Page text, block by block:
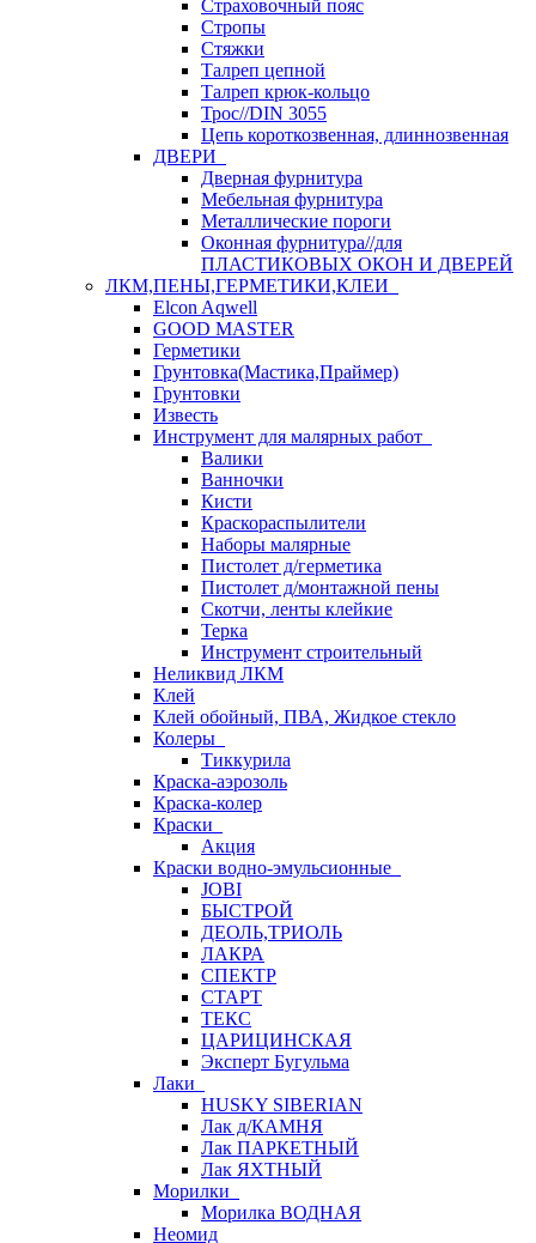
Страховочный пояс
Стропы
Стяжки
Талреп цепной
Талреп крюк-кольцо
Трос//DIN 3055
Цепь короткозвенная, длиннозвенная
ДВЕРИ
Дверная фурнитура
Мебельная фурнитура
Металлические пороги
Оконная фурнитура//для
ПЛАСТИКОВЫХ ОКОН И ДВЕРЕЙ
ЛКМ,ПЕНЫ,ГЕРМЕТИКИ,КЛЕИ
Elcon Aqwell
GOOD MASTER
Герметики
Грунтовка(Мастика,Праймер)
Грунтовки
Известь
Инструмент для малярных работ
Валики
Ванночки
Кисти
Краскораспылители
Наборы малярные
Пистолет д/герметика
Пистолет д/монтажной пены
Скотчи, ленты клейкие
Терка
Инструмент строительный
Неликвид ЛКМ
Клей
Клей обойный, ПВА, Жидкое стекло
Колеры
Тиккурила
Краска-аэрозоль
Краска-колер
Краски
Акция
Краски водно-эмульсионные
JOBI
БЫСТРОЙ
ДЕОЛЬ,ТРИОЛЬ
ЛАКРА
СПЕКТР
СТАРТ
ТЕКС
ЦАРИЦИНСКАЯ
Эксперт Бугульма
Лаки
HUSKY SIBERIAN
Лак д/КАМНЯ
Лак ПАРКЕТНЫЙ
Лак ЯХТНЫЙ
Морилки
Морилка ВОДНАЯ
Неомид